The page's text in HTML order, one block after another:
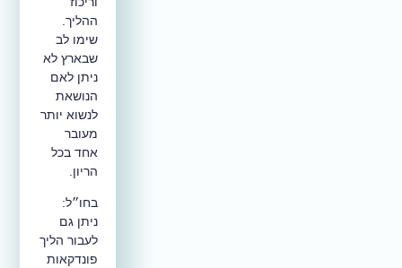
ההליך.
שימו לב
שבארץ לא
ניתן לאם
הנושאת
לנשוא יותר
מעובר
אחד בכל
הריון.
בחו״ל:
ניתן גם
לעבור הליך
פונדקאות